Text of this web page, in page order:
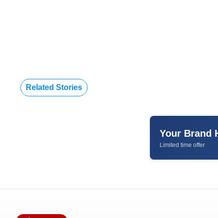
Related Stories
Your Brand
Limited time offer